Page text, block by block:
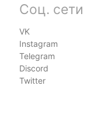
Соц. сети
VK
Instagram
Telegram
Discord
Twitter